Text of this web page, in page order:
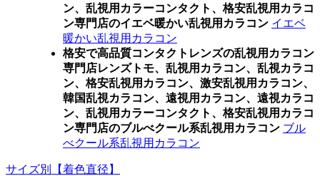
ン、乱視用カラーコンタクト、格安乱視用カラコ
ン専門店のイエベ暖かい乱視用カラコン イエベ
暖かい乱視用カラコン
格安で高品質コンタクトレンズの乱視用カラコン
専門店レンズトモ、乱視用カラコン、乱視カラコ
ン、格安乱視用カラコン、激安乱視用カラコン、
韓国乱視カラコン、遠視用カラコン、遠視カラコ
ン、乱視用カラーコンタクト、格安乱視用カラコ
ン専門店のブルべクール系乱視用カラコン ブル
べクール系乱視用カラコン
サイズ別【着色直径】